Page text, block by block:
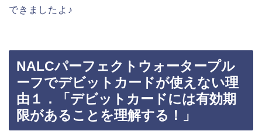
できましたよ♪
NALCパーフェクトウォータープル
ーフでデビットカードが使えない理
由１．「デビットカードには有効期
限があることを理解する！」